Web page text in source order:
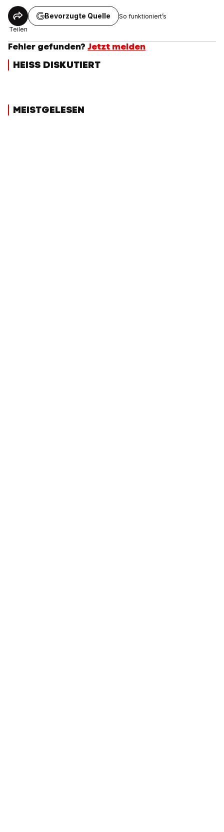
Teilen
Bevorzugte Quelle So funktioniert’s
Fehler gefunden? Jetzt melden
HEISS DISKUTIERT
MEISTGELESEN